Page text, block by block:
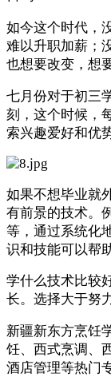
如今这个时代，
难以升职加薪；
也想要改变，想
七月份对于初三
刻，这个时候，
索兴趣爱好和优
如果不想毕业就
有前景的技术。
等，通过系统化
识和技能可以帮
学什么技术比较
长。选择大于努
新疆新东方烹饪
饪、西式烹调、
酒店管理等热门